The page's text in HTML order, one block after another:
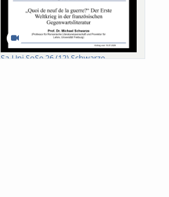
Sa-Uni SoSe 26 (12) Schwarze